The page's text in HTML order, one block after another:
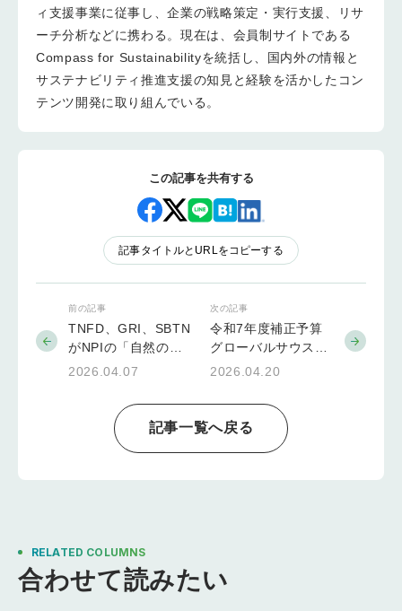
ィ支援事業に従事し、企業の戦略策定・実行支援、リサ
ーチ分析などに携わる。現在は、会員制サイトである
Compass for Sustainabilityを統括し、国内外の情報と
サステナビリティ推進支援の知見と経験を活かしたコン
テンツ開発に取り組んでいる。
この記事を共有する
記事タイトルとURLをコピーする
前の記事
TNFD、GRI、SBTN
がNPIの「自然の状
態」指標を統合へ、
2026.04.07
記事一覧へ戻る
次の記事
令和7年度補正予算
グローバルサウス未
来志向型共創等事業
証・FS事業）を狙う
なら、今すぐ準備を
した方がいい理由
2026.04.20
RELATED COLUMNS
合わせて読みたい